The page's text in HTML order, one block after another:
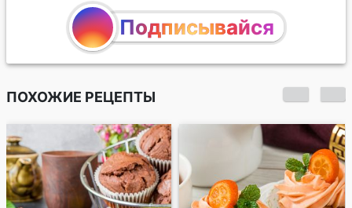
Подписывайся
ПОХОЖИЕ РЕЦЕПТЫ
Апельсиново-
клюквенный кекс